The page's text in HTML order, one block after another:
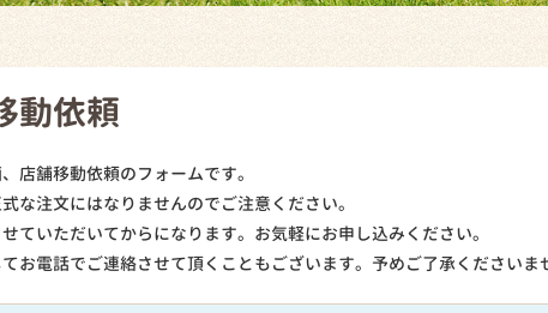
動依頼
店舗移動依頼のフォームです。
な注文にはなりませんのでご注意ください。
ていただいてからになります。お気軽にお申し込みください。
お電話でご連絡させて頂くこともございます。予めご了承くださいま